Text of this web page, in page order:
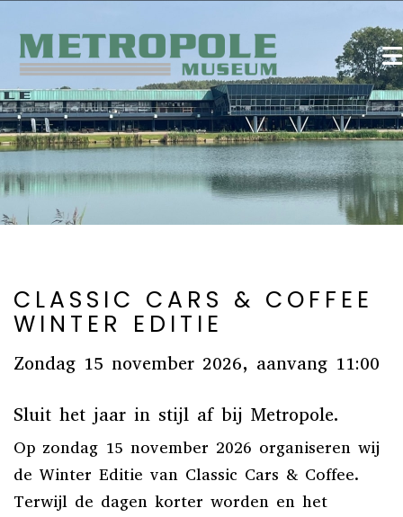
CLASSIC CARS & COFFEE
WINTER EDITIE
Zondag 15 november 2026, aanvang 11:00
Sluit het jaar in stijl af bij Metropole.
Op zondag 15 november 2026 organiseren wij
de Winter Editie van Classic Cars & Coffee.
Terwijl de dagen korter worden en het